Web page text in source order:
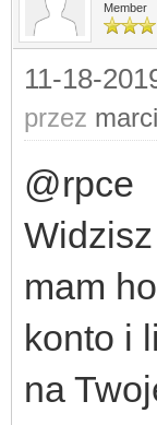
Member
11-18-
przez
@rpce
mam
konto i
na